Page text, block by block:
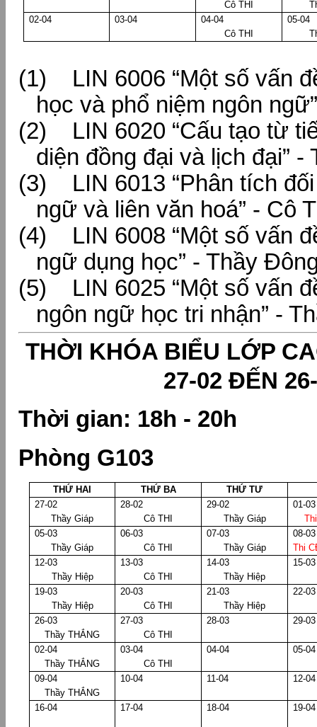
Cô THI
02-04
03-04
04-04
Cô THI
05-04
(1) LIN 6006 “Một số vấn
học và phổ niệm ngôn
(2) LIN 6020 “Cấu tạo từ
diện đồng đại và lịch đại” -
(3) LIN 6013 “Phân tích
ngữ và liên văn hoá” - Cô
(4) LIN 6008 “Một số vấn
ngữ dụng học” - Thầy
(5) LIN 6025 “Một số vấn
ngôn ngữ học tri nhận” -
THỜI KHÓA BIỂU LỚP
27-02 ĐẾN
Thời gian: 18h - 20h
Phòng G103
THỨ HAI THỨ BA THỨ TƯ
27-02
Thầy Giáp
28-02
Cô THI
29-02
Thầy Giáp
01-03
05-03
Thầy Giáp
06-03
Cô THI
07-03
Thầy Giáp
08-03
Thi
12-03
Thầy Hiệp
13-03
Cô THI
14-03
Thầy Hiệp
15-03
19-03
Thầy Hiệp
20-03
Cô THI
21-03
Thầy Hiệp
22-03
26-03
Thầy THẮNG
27-03
Cô THI
28-03 29-03
02-04
Thầy THẮNG
03-04
Cô THI
04-04 05-04
09-04
Thầy THẮNG
10-04 11-04 12-04
16-04 17-04 18-04 19-04